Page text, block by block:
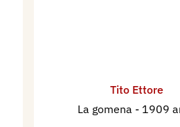
Tito Ettore
La gomena - 1909